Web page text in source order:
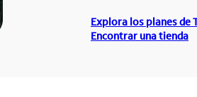
Explora los planes de
Encontrar una tienda